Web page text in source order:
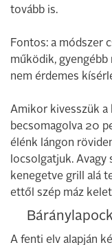
tovább is.
Fontos: a módszer
működik, gyengébb
nem érdemes
Amikor kivesszük a
becsomagolva 20
élénk lángon
locsolgatjuk. Avagy
kenegetve grill alá
ettől szép máz
A fenti elv alapján